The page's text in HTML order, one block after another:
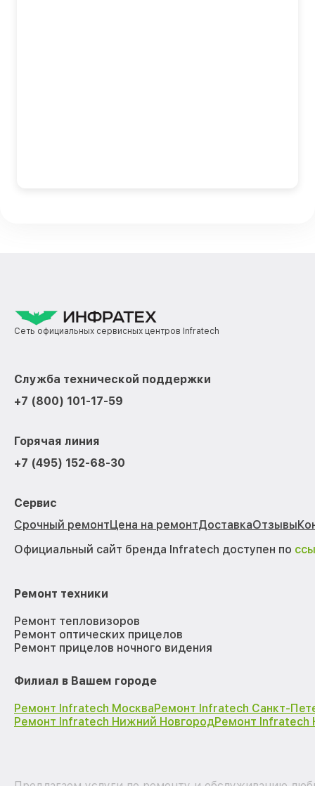
Сеть официальных сервисных центров Infratech
Служба технической поддержки
+7 (800) 101-17-59
Горячая линия
+7 (495) 152-68-30
Сервис
Срочный ремонтЦена на ремонтДоставкаОтзывы
Официальный сайт бренда Infratech доступен по
Ремонт техники
Ремонт тепловизоров
Ремонт оптических прицелов
Ремонт прицелов ночного видения
Филиал в Вашем городе
Ремонт Infratech МоскваРемонт Infratech Санкт-
Ремонт Infratech Нижний НовгородРемонт Infratech